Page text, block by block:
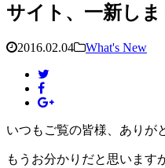
サイト、一新しま
2016.02.04 What's New
いつもご覧の皆様、ありが
もうお分かりだと思います